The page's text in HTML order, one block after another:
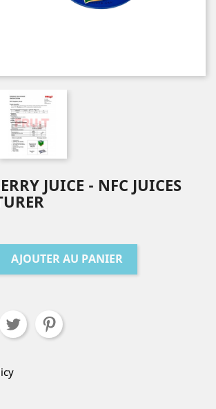
JUICE - NFC JUICES
AJOUTER AU PANIER